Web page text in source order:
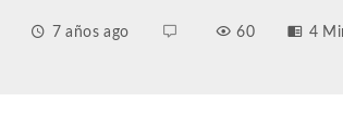
7 años ago 60 4